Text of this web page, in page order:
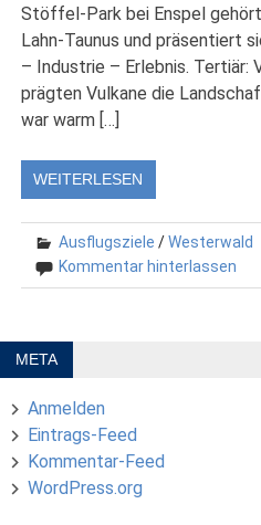
Stöffel-Park bei Enspel
Lahn-Taunus und präsentiert
– Industrie – Erlebnis. Tertiär:
prägten Vulkane die
war warm […]
WEITERLESEN
Ausflugsziele /Westerwald
Kommentar hinterlassen
META
Anmelden
Eintrags-Feed
Kommentar-Feed
WordPress.org